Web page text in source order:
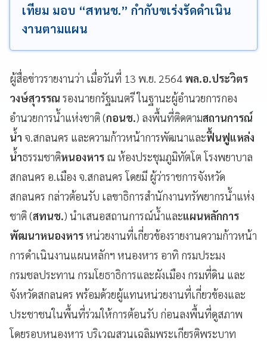
เทียม มอบ “สทนช.” กำกับขเร่งรัดดำเนิน
งานตามแผน
ผู้สื่อข่าวรายงานว่า เมื่อวันที่ 13 พ.ย. 2564 พล.อ.ประวิตร
วงษ์สุวรรณ รองนายกรัฐมนตรี ในฐานะผู้อำนวยการกอง
อำนวยการน้ำแห่งชาติ (กอนช.) ลงพื้นที่ติดตามสถานการณ์
น้ำ จ.สกลนคร และความก้าวหน้าการพัฒนาและฟื้นฟูแหล่ง
น้ำธรรมชาติหนองหาร ณ ห้องประชุมภูมิทัตโต โรงพยาบาล
สกลนคร อ.เมือง จ.สกลนคร โดยมี ผู้ว่าราชการจังหวัด
สกลนคร กล่าวต้อนรับ เลขาธิการสำนักงานทรัพยากรน้ำแห่ง
ชาติ (สทนช.) นำเสนอสถานการณ์น้ำและแผนหลักการ
พัฒนาหนองหารหน่วยงานที่เกี่ยวข้องรายงานความก้าวหน้า
การดำเนินงานแผนหลักฯ หนองหาร อาทิ กรมประมง
กรมชลประทาน กรมโยธาธิการและผังเมือง กรมที่ดิน และ
จังหวัดสกลนคร พร้อมด้วยผู้แทนหน่วยงานที่เกี่ยวข้องและ
ประชาชนในพื้นที่ร่วมให้การต้อนรับ ก่อนลงพื้นที่ดูสภาพ
โดยรอบหนองหาร บริเวณสวนเฉลิมพระเกียรติพระบาท